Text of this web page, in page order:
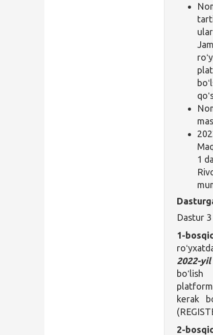
1
Dastur
1-
2022-
kerak
2-